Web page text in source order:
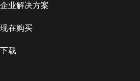
企业解决方案
现在购买
下载